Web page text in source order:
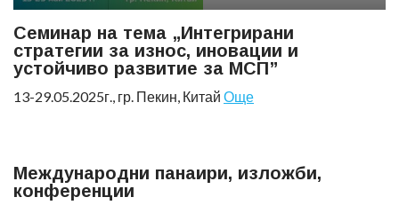
Семинар на тема „Интегрирани
стратегии за износ, иновации и
устойчиво развитие за МСП”
13-29.05.2025г., гр. Пекин, Китай Още
Международни панаири, изложби,
конференции